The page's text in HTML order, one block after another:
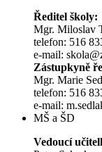
Ředitel školy:
Mgr. Miloslav
telefon: 516
e-mail:
Zástupkyně
Mgr. Marie
telefon: 516
e-mail:
MŠ a ŠD
Vedoucí